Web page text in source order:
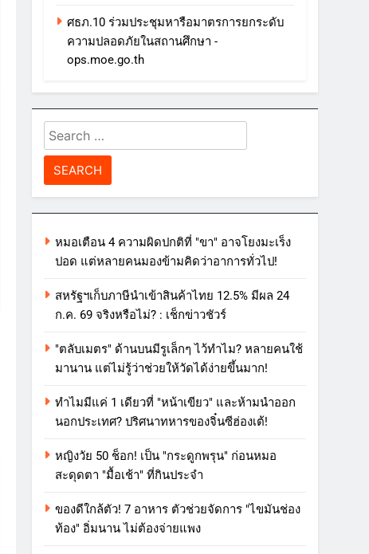
ศธภ.10 ร่วมประชุมหารือมาตรการยกระดับ
ความปลอดภัยในสถานศึกษา -
ops.moe.go.th
Search
for:
หมอเตือน 4 ความผิดปกติที่ "ขา" อาจโยงมะเร็ง
ปอด แต่หลายคนมองข้ามคิดว่าอาการทั่วไป!
สหรัฐฯเก็บภาษีนำเข้าสินค้าไทย 12.5% มีผล 24
ก.ค. 69 จริงหรือไม่? : เช็กข่าวชัวร์
"ตลับเมตร" ด้านบนมีรูเล็กๆ ไว้ทำไม? หลายคนใช้
มานาน แต่ไม่รู้ว่าช่วยให้วัดได้ง่ายขึ้นมาก!
ทำไมมีแค่ 1 เดียวที่ "หน้าเขียว" และห้ามนำออก
นอกประเทศ? ปริศนาทหารของจิ๋นซีฮ่องเต้!
หญิงวัย 50 ช็อก! เป็น "กระดูกพรุน" ก่อนหมอ
สะดุดตา "มื้อเช้า" ที่กินประจำ
ของดีใกล้ตัว! 7 อาหาร ตัวช่วยจัดการ "ไขมันช่อง
ท้อง" อิ่มนาน ไม่ต้องจ่ายแพง